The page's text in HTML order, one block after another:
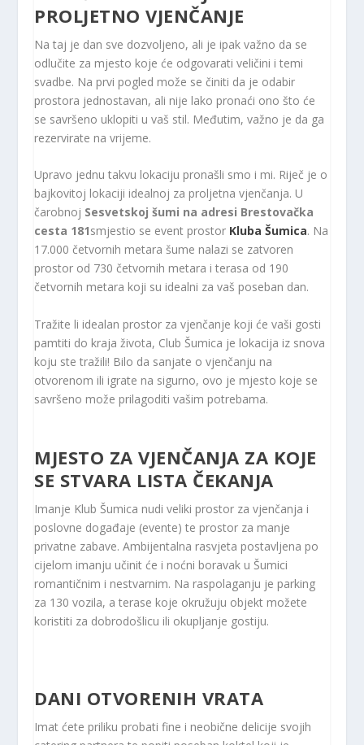
PROLJETNO VJENČANJE
Na taj je dan sve dozvoljeno, ali je ipak važno da se
odlučite za mjesto koje će odgovarati veličini i temi
svadbe. Na prvi pogled može se činiti da je odabir
prostora jednostavan, ali nije lako pronaći ono što će
se savršeno uklopiti u vaš stil. Međutim, važno je da ga
rezervirate na vrijeme.
Upravo jednu takvu lokaciju pronašli smo i mi. Riječ je o
bajkovitoj lokaciji idealnoj za proljetna vjenčanja. U
čarobnoj Sesvetskoj šumi na adresi Brestovačka
cesta 181smjestio se event prostor Kluba Šumica. Na
17.000 četvornih metara šume nalazi se zatvoren
prostor od 730 četvornih metara i terasa od 190
četvornih metara koji su idealni za vaš poseban dan.
Tražite li idealan prostor za vjenčanje koji će vaši gosti
pamtiti do kraja života, Club Šumica je lokacija iz snova
koju ste tražili! Bilo da sanjate o vjenčanju na
otvorenom ili igrate na sigurno, ovo je mjesto koje se
savršeno može prilagoditi vašim potrebama.
MJESTO ZA VJENČANJA ZA KOJE
SE STVARA LISTA ČEKANJA
Imanje Klub Šumica nudi veliki prostor za vjenčanja i
poslovne događaje (evente) te prostor za manje
privatne zabave. Ambijentalna rasvjeta postavljena po
cijelom imanju učinit će i noćni boravak u Šumici
romantičnim i nestvarnim. Na raspolaganju je parking
za 130 vozila, a terase koje okružuju objekt možete
koristiti za dobrodošlicu ili okupljanje gostiju.
DANI OTVORENIH VRATA
Imat ćete priliku probati fine i neobične delicije svojih